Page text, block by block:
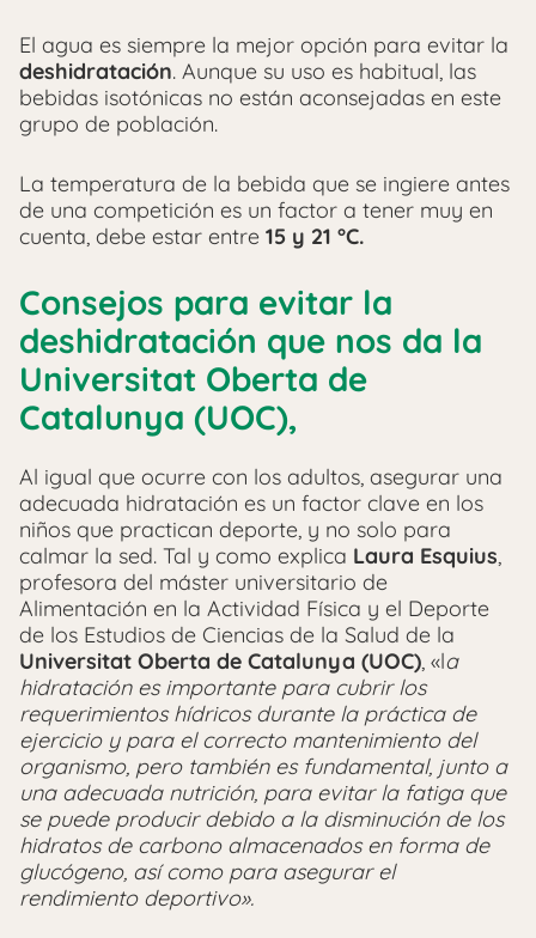
El agua es siempre la mejor opción para evitar la
deshidratación. Aunque su uso es habitual, las
bebidas isotónicas no están aconsejadas en este
grupo de población.
La temperatura de la bebida que se ingiere antes
de una competición es un factor a tener muy en
cuenta, debe estar entre 15 y 21 °C.
Consejos para evitar la
deshidratación que nos da la
Universitat Oberta de
Catalunya (UOC),
Al igual que ocurre con los adultos, asegurar una
adecuada hidratación es un factor clave en los
niños que practican deporte, y no solo para
calmar la sed. Tal y como explica Laura Esquius,
profesora del máster universitario de
Alimentación en la Actividad Física y el Deporte
de los Estudios de Ciencias de la Salud de la
Universitat Oberta de Catalunya (UOC), «la
hidratación es importante para cubrir los
requerimientos hídricos durante la práctica de
ejercicio y para el correcto mantenimiento del
organismo, pero también es fundamental, junto a
una adecuada nutrición, para evitar la fatiga que
se puede producir debido a la disminución de los
hidratos de carbono almacenados en forma de
glucógeno, así como para asegurar el
rendimiento deportivo».